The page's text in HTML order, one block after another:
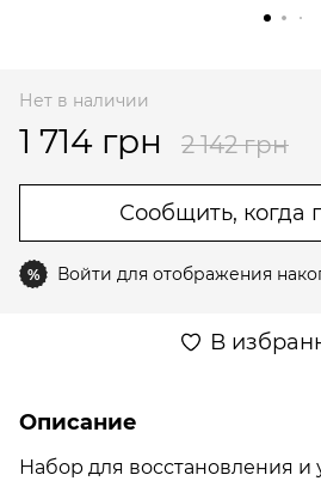
Нет в наличии
1 714 грн 2 142 грн
Сообщить, когда
% Войти для отображения
В
Описание
Набор для восстановления